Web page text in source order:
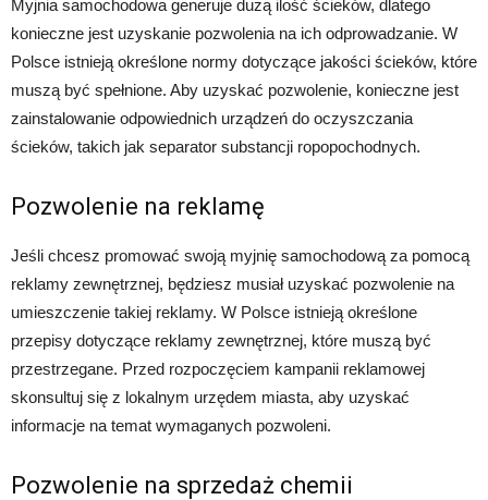
Myjnia samochodowa generuje dużą ilość ścieków, dlatego
konieczne jest uzyskanie pozwolenia na ich odprowadzanie. W
Polsce istnieją określone normy dotyczące jakości ścieków, które
muszą być spełnione. Aby uzyskać pozwolenie, konieczne jest
zainstalowanie odpowiednich urządzeń do oczyszczania
ścieków, takich jak separator substancji ropopochodnych.
Pozwolenie na reklamę
Jeśli chcesz promować swoją myjnię samochodową za pomocą
reklamy zewnętrznej, będziesz musiał uzyskać pozwolenie na
umieszczenie takiej reklamy. W Polsce istnieją określone
przepisy dotyczące reklamy zewnętrznej, które muszą być
przestrzegane. Przed rozpoczęciem kampanii reklamowej
skonsultuj się z lokalnym urzędem miasta, aby uzyskać
informacje na temat wymaganych pozwoleni.
Pozwolenie na sprzedaż chemii